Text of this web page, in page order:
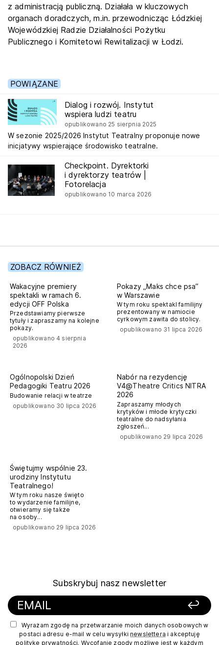
z administracją publiczną. Działała w kluczowych
organach doradczych, m.in. przewodnicząc Łódzkiej
Wojewódzkiej Radzie Działalności Pożytku
Publicznego i Komitetowi Rewitalizacji w Łodzi.
POWIĄZANE
Dialog i rozwój. Instytut
wspiera ludzi teatru
opublikowano 25 sierpnia 2025
W sezonie 2025/2026 Instytut Teatralny proponuje nowe
inicjatywy wspierające środowisko teatralne.
Checkpoint. Dyrektorki
i dyrektorzy teatrów |
Fotorelacja
opublikowano 10 marca 2026
ZOBACZ RÓWNIEŻ
off polska
Wakacyjne premiery
spektakli w ramach 6.
edycji OFF Polska
Przedstawiamy pierwsze
tytuły i zapraszamy na kolejne
pokazy.
opublikowano 4 sierpnia
2026
Pokazy „Maks chce psa”
w Warszawie
W tym roku spektakl familijny
prezentowany w namiocie
cyrkowym zawita do stolicy.
opublikowano 31 lipca 2026
Ogólnopolski Dzień
Pedagogiki Teatru 2026
Budowanie relacji w teatrze
opublikowano 30 lipca 2026
nitra
Nabór na rezydencję
V4@Theatre Critics NITRA
2026
Zapraszamy młodych
krytyków i młode krytyczki
teatralne do nadsyłania
zgłoszeń...
opublikowano 29 lipca 2026
komunikaty prasowe
Świętujmy wspólnie 23.
urodziny Instytutu
Teatralnego!
W tym roku nasze święto
to wydarzenie familijne,
otwieramy się także
na osoby...
opublikowano 29 lipca 2026
Subskrybuj nasz newsletter
Wyrażam zgodę na przetwarzanie moich danych osobowych w
postaci adresu e-mail w celu wysyłki newslettera i akceptuję
politykę prywatności. Wycofanie zgody możliwe jest w każdym